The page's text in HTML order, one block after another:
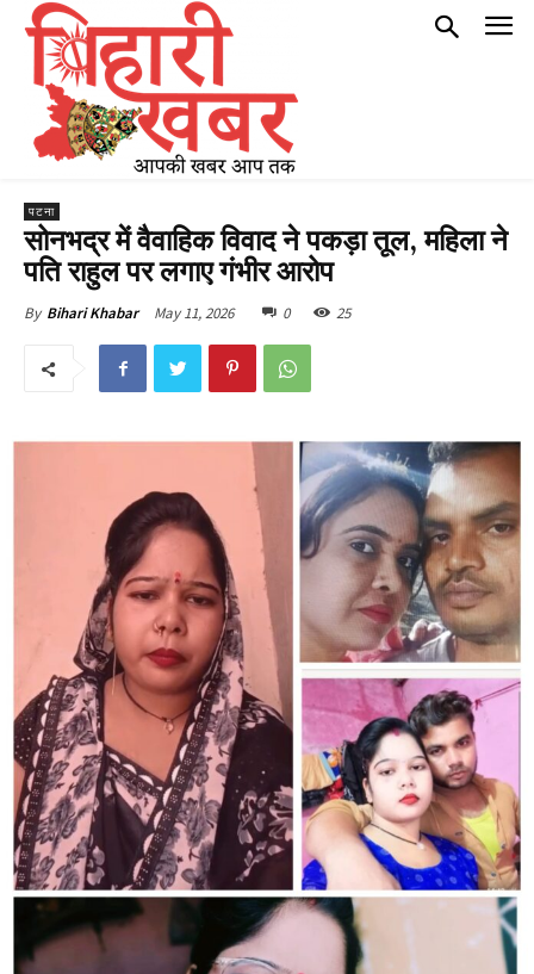
पटना
सोनभद्र में वैवाहिक विवाद ने पकड़ा तूल, महिला ने
पति राहुल पर लगाए गंभीर आरोप
By Bihari Khabar May 11, 2026 0 25